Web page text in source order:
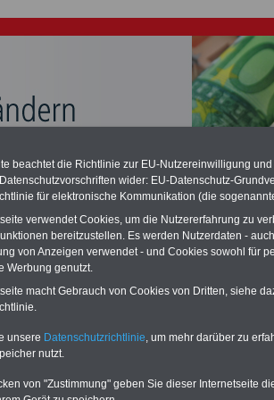
Reha - Recherchieren Sie mit dem
führende Klinikverzeichnis
rund um die Beihilfe"
nach der geeigneten Klinik für Ihre nächsten
von A bis Zsuchen. Beamtinnen und
Angebote nach Gesundheitswochen..
Württemberg: Besoldungstabellen für
ab 1. Februar 2025
Für nur
Dienst auf
beachtet die Richtlinie zur EU-Nutzereinwilligung
wider: EU-Datenschutz-
für elektronische Kommunikation (die
verwendet Cookies, um die Nutzererfahrung zu
bereitzustellen. Es werden Nutzerdaten -
von Anzeigen verwendet - und Cookies sowohl für
Werbung genutzt.
macht Gebrauch von Cookies von Dritten, siehe
unsere Datenschutzrichtlinie, um mehr darüber zu
nutzt.
von "Zustimmung" geben Sie dieser Internetseite